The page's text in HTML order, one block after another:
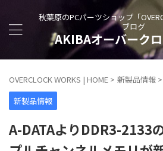
秋葉原のPCパーツショップ「
ブログ
AKIBAオーバーク
OVERCLOCK WORKS | HOME > 新製品情報 >
新製品情報
A-DATAよりDDR3-2133